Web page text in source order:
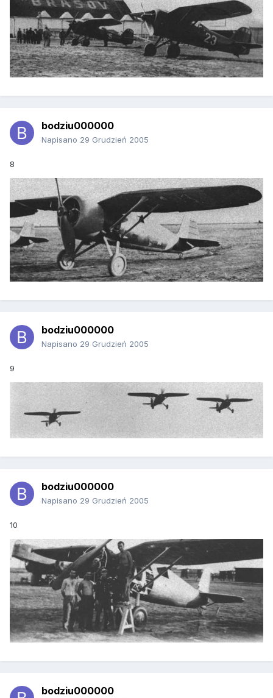
bodziu000000
Napisano 29 Grudzień 2005
8
bodziu000000
Napisano 29 Grudzień 2005
9
bodziu000000
Napisano 29 Grudzień 2005
10
bodziu000000